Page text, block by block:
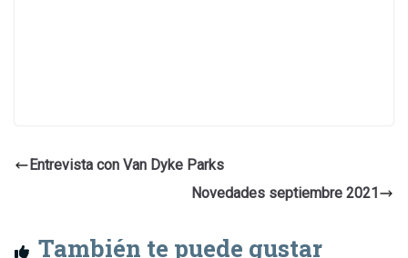
Entrevista con Van Dyke Parks
Novedades septiembre 2021
También te puede gustar